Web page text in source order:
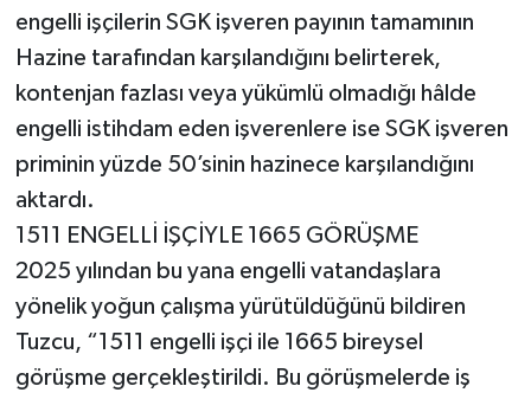
engelli işçilerin SGK işveren payının tamamının
Hazine tarafından karşılandığını belirterek,
kontenjan fazlası veya yükümlü olmadığı hâlde
engelli istihdam eden işverenlere ise SGK işveren
priminin yüzde 50’sinin hazinece karşılandığını
aktardı.
1511 ENGELLİ İŞÇİYLE 1665 GÖRÜŞME
2025 yılından bu yana engelli vatandaşlara
yönelik yoğun çalışma yürütüldüğünü bildiren
Tuzcu, “1511 engelli işçi ile 1665 bireysel
görüşme gerçekleştirildi. Bu görüşmelerde iş